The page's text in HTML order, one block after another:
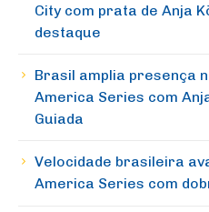
City com prata de Anja
destaque
Brasil amplia presença
America Series com
Guiada
Velocidade brasileira
America Series com